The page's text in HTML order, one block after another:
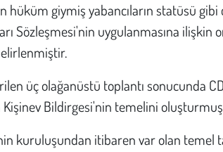
hüküm giymiş yabancıların statüsü
Sözleşmesi'nin uygulanmasına ilişkin
üç olağanüstü toplantı sonucunda
Kişinev Bildirgesi'nin temelini
kuruluşundan itibaren var olan temel